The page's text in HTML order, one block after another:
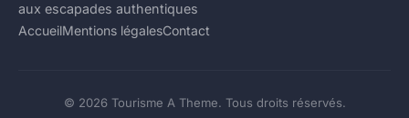
aux escapades authentiques
AccueilMentions légalesContact
© 2026 Tourisme A Theme. Tous droits réservés.